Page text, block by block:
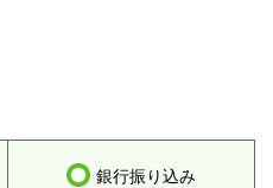
銀行振り込み